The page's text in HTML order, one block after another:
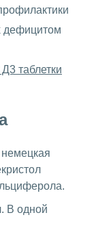
дефицитом
таблетки
В одной